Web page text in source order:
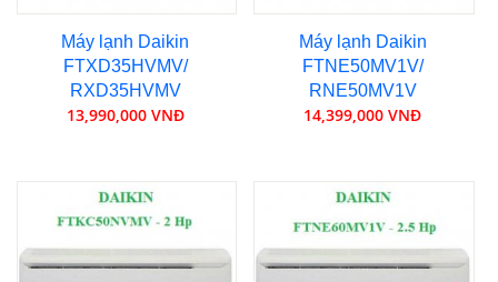
Máy lạnh Daikin
FTXD35HVMV/
RXD35HVMV
13,990,000 VNĐ
Máy lạnh Daikin
FTNE50MV1V/
RNE50MV1V
14,399,000 VNĐ